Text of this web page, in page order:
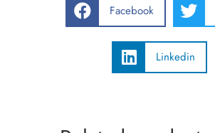
Facebook
Linkedin